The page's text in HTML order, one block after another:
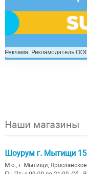
Реклама. Рекламодатель
Наши магазины
Шоурум г. Мытищи
М.о., г. Мытищи,